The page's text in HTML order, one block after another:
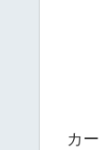
カ